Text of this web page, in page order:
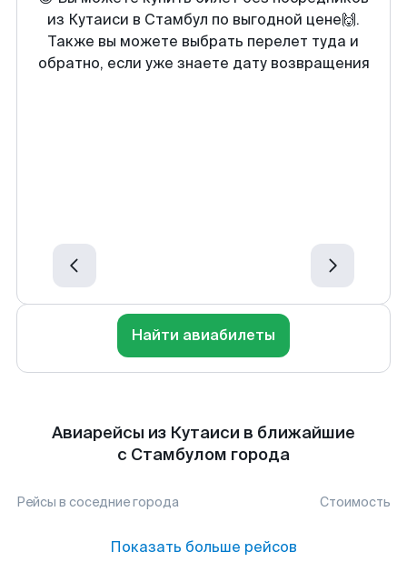
из Кутаиси в Стамбул по выгодной цене🙌.
Также вы можете выбрать перелет туда и
обратно, если уже знаете дату возвращения
Найти авиабилеты
Авиарейсы из Кутаиси в ближайшие
с Стамбулом города
Рейсы в соседние города Стоимость
Показать больше рейсов